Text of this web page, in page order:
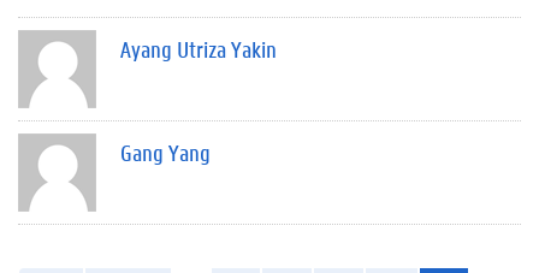
Ayang Utriza Yakin
Gang Yang